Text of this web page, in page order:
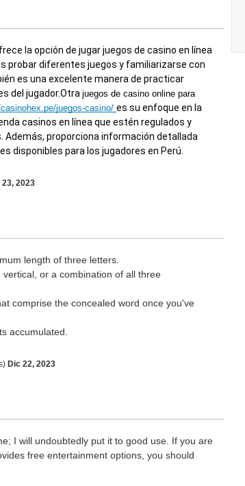
la opción de jugar juegos de casino en línea
probar diferentes juegos y familiarizarse con
es una excelente manera de practicar
del jugador.Otra juegos de casino online para
juegos-casino/ es su enfoque en la
casinos en línea que estén regulados y
proporciona información detallada
disponibles para los jugadores en Perú.
23, 2023
length of three letters.
or a combination of all three
comprise the concealed word once you've
accumulated.
Dic 22, 2023
I will undoubtedly put it to good use. If you are
free entertainment options, you should